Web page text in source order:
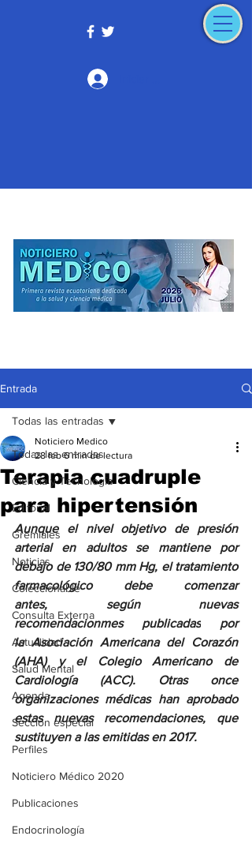
Entrada
Todas las entradas
Ciencia y Tecnología
Editorial
Gremiales
Noticias
Coleccionable
Consulta Externa
Actualidad
Salud Mental
Agenda
Sección especial
Perfiles
Noticiero Médico 2020
Publicaciones
Endocrinología
Todas las entradas
Terapia cuadruple
para hipertensión
Noticiero Medico
28 feb 6 min de lectura
Aunque el nivel objetivo de presión
arterial en adultos se mantiene por
debajo de 130/80 mm Hg, el tratamiento
farmacológico debe comenzar
antes, según nuevas
recomendacionmes publicadas
por
la Asociación Americana del Corazón
(AHA) y el Colegio Americano de
Cardiología (ACC). Otras once
organizaciones médicas han aprobado
estas nuevas recomendaciones, que
sustituyen a las emitidas en 2017.